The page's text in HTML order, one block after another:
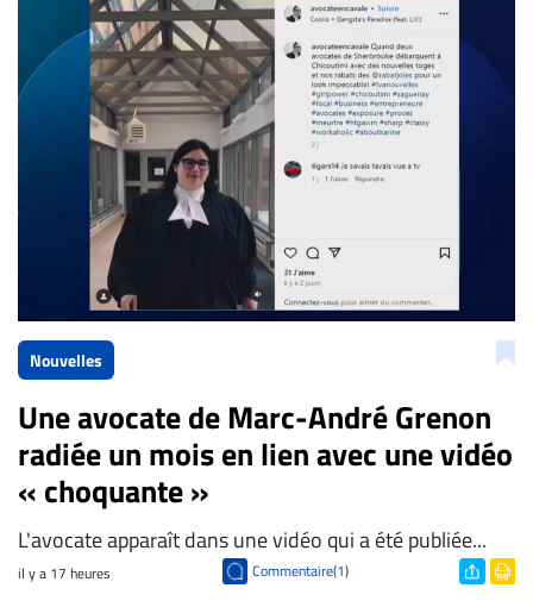
Nouvelles
Une avocate de Marc-André Grenon
radiée un mois en lien avec une vidéo
« choquante »
L'avocate apparaît dans une vidéo qui a été publiée...
il y a 17 heures Commentaire(1)